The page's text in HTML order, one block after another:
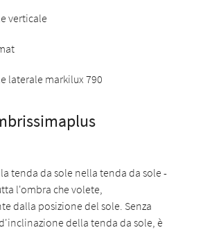
verticale
laterale markilux 790
tenda da sole nella tenda da sole -
l'ombra che volete,
dalla posizione del sole. Senza
della tenda da sole, è